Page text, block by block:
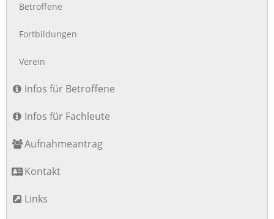
Betroffene
Fortbildungen
Verein
Infos für Betroffene
Infos für Fachleute
Aufnahmeantrag
Kontakt
Links